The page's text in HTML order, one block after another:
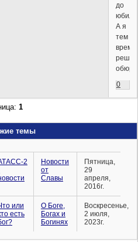
до
А я
тем
решил
0
1
темы
2
Новости
от
Славы
Пятница,
29
апреля,
2016г.
или
есть
О Боге,
Богах и
Богинях
Воскресенье,
2 июля,
2023г.